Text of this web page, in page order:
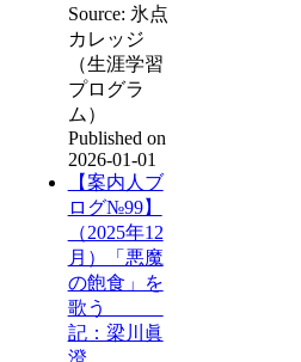
Source: 氷点
カレッジ
（生涯学習
プログラ
ム）
Published on
2026-01-01
【案内人ブ
ログ№99】
（2025年12
月）「悪魔
の飽食」を
歌う
記：梁川眞
澄